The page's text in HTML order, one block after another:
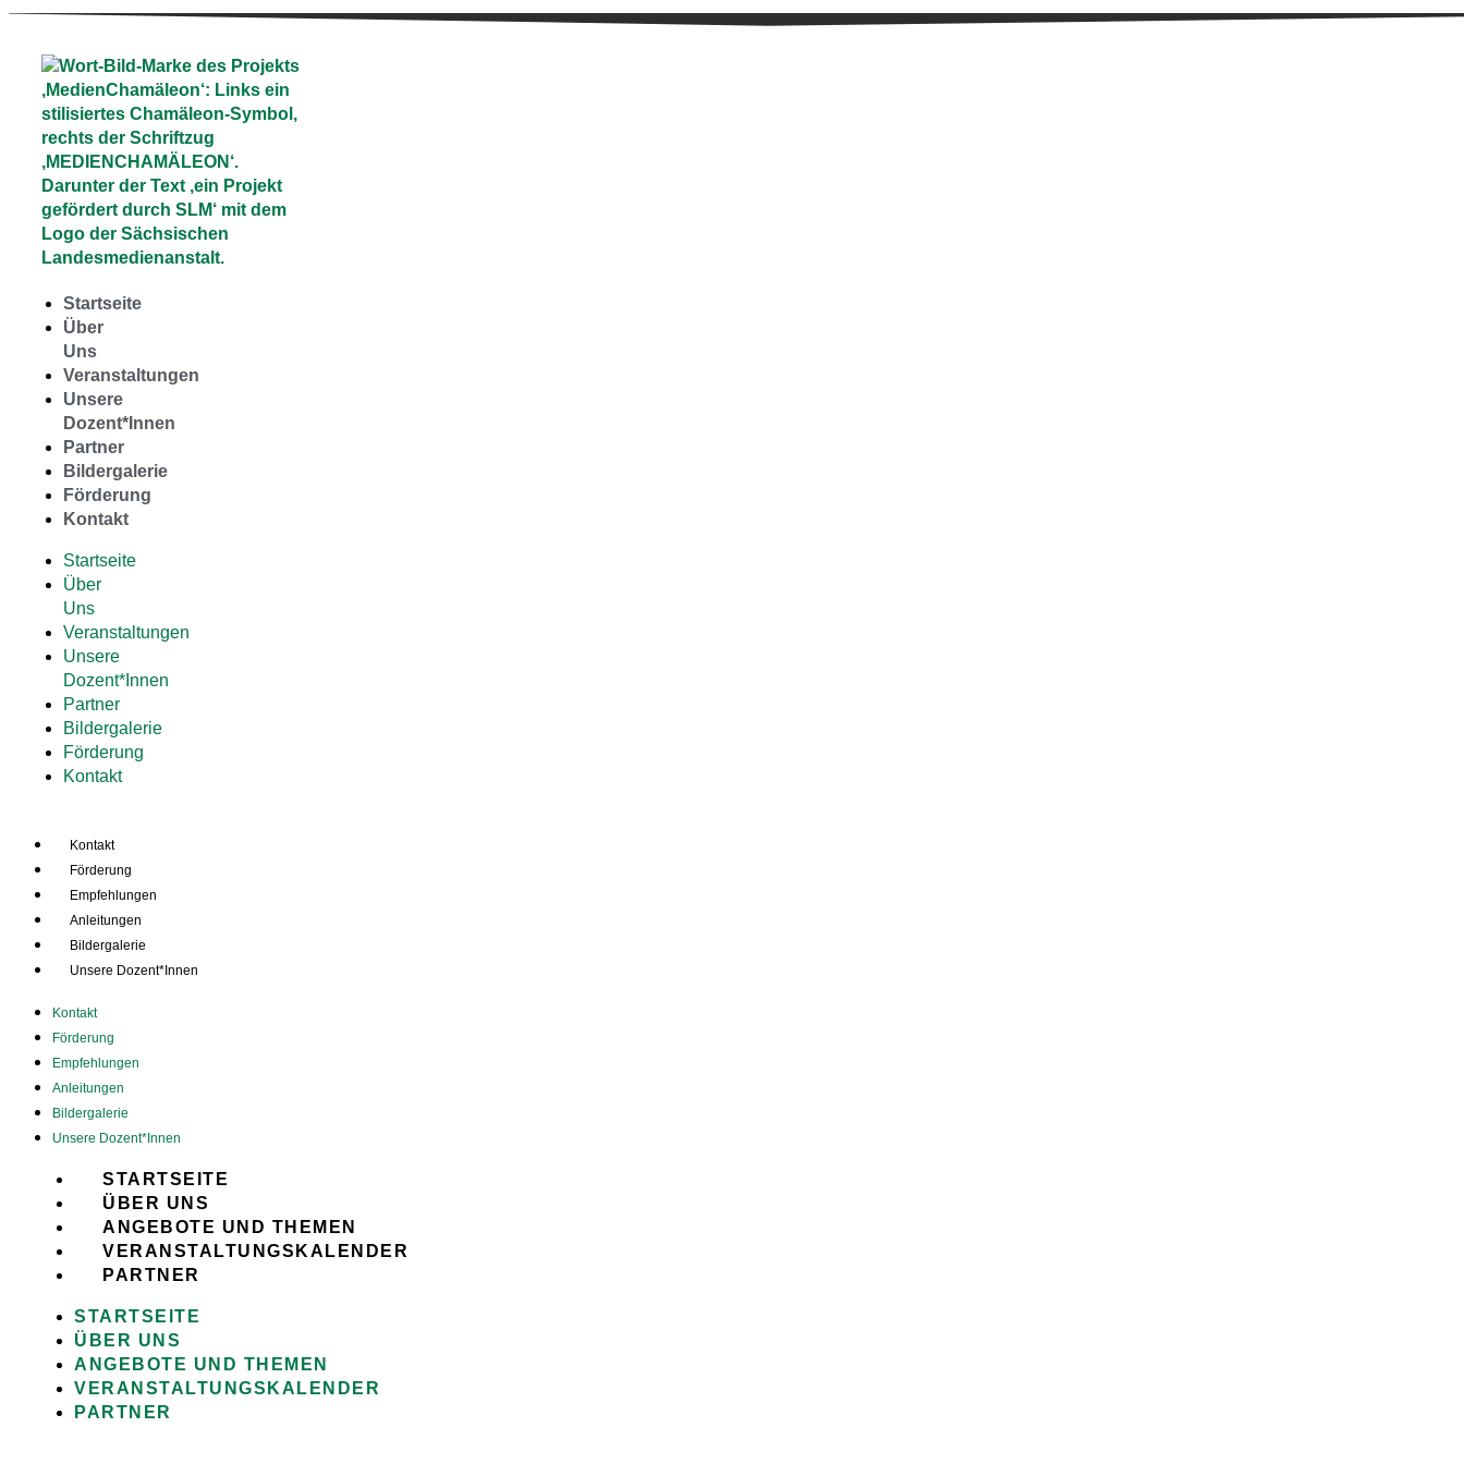
Startseite
Über
Uns
Veranstaltungen
Unsere
Dozent*Innen
Partner
Bildergalerie
Förderung
Kontakt
Startseite
Über
Uns
Veranstaltungen
Unsere
Dozent*Innen
Partner
Bildergalerie
Förderung
Kontakt
Kontakt
Förderung
Empfehlungen
Anleitungen
Bildergalerie
Unsere Dozent*Innen
Kontakt
Förderung
Empfehlungen
Anleitungen
Bildergalerie
Unsere Dozent*Innen
STARTSEITE
ÜBER UNS
ANGEBOTE UND THEMEN
VERANSTALTUNGSKALENDER
PARTNER
STARTSEITE
ÜBER UNS
ANGEBOTE UND THEMEN
VERANSTALTUNGSKALENDER
PARTNER